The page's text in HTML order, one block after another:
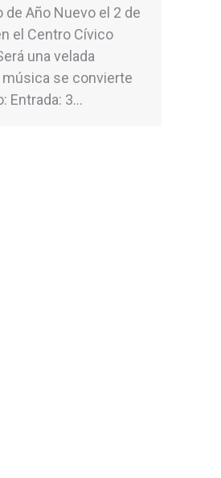
Año Nuevo el 2 de
el Centro Cívico
una velada
música se convierte
Entrada: 3…